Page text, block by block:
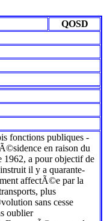
QOSD
fonctions publiques -
en raison du
1962, a pour objectif de
il y a quarante-
affectÃ©e par la
plus
sans cesse
oublier